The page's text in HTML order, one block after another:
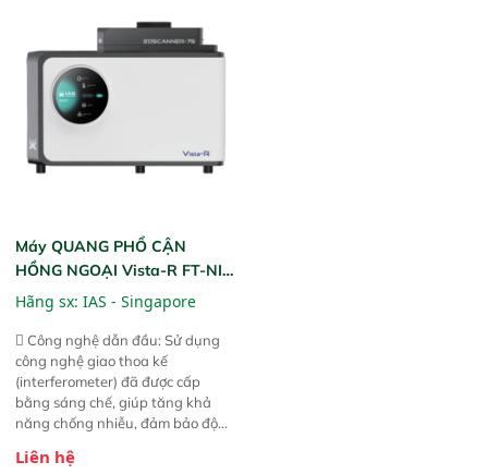
liệu để tăng chỉ số ROI cho doanh
nghiệp.
Máy QUANG PHỔ CẬN
HỒNG NGOẠI Vista-R FT-NIR
(Vista-R FT-NIR Analyzer)
Hãng sx: IAS - Singapore
 Công nghệ dẫn đầu: Sử dụng
công nghệ giao thoa kế
(interferometer) đã được cấp
bằng sáng chế, giúp tăng khả
năng chống nhiễu, đảm bảo độ
Phạm vi ứng dụng rộng: Đáp ứng
Liên hệ